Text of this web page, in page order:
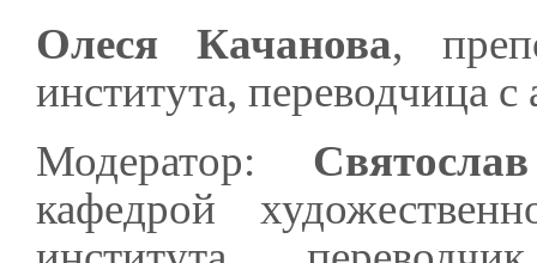
Олеся Качанова,
института, переводчица с
Модератор:
кафедрой